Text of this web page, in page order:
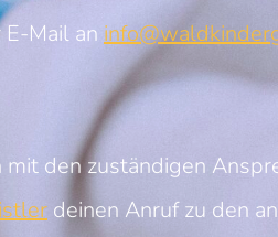
Mail an
den zuständigen
deinen Anruf zu den